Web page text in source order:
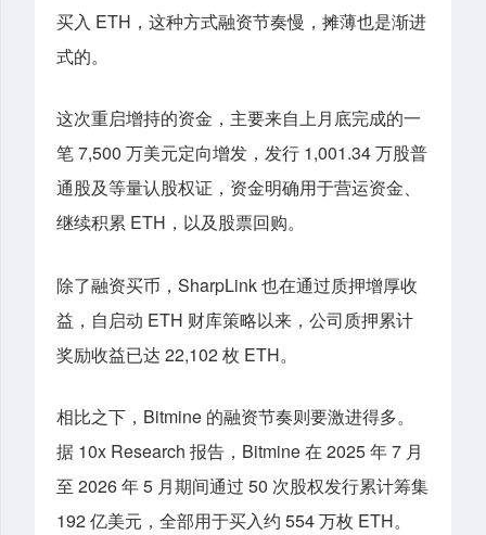
买入 ETH，这种方式融资节奏慢，摊薄也是渐进
式的。
这次重启增持的资金， 主要来自上月底完成的一
笔 7,500 万美元定向增发，发行 1,001.34 万股普
通股及等量认股权证，资金明确用于营运资金、
继续积累 ETH，以及股票回购。
除了融资买币，SharpLink 也在通过质押增厚收
益，自启动 ETH 财库策略以来，公司质押累计
奖励收益已达 22,102 枚 ETH。
相比之下，Bitmine 的融资节奏则要激进得多。
据 10x Research 报告，Bitmine 在 2025 年 7 月
至 2026 年 5 月期间通过 50 次股权发行累计筹集
192 亿美元，全部用于买入约 554 万枚 ETH。